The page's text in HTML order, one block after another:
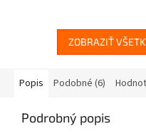
ZOBRAZIŤ
Popis Podobné (6)
Podrobný popis